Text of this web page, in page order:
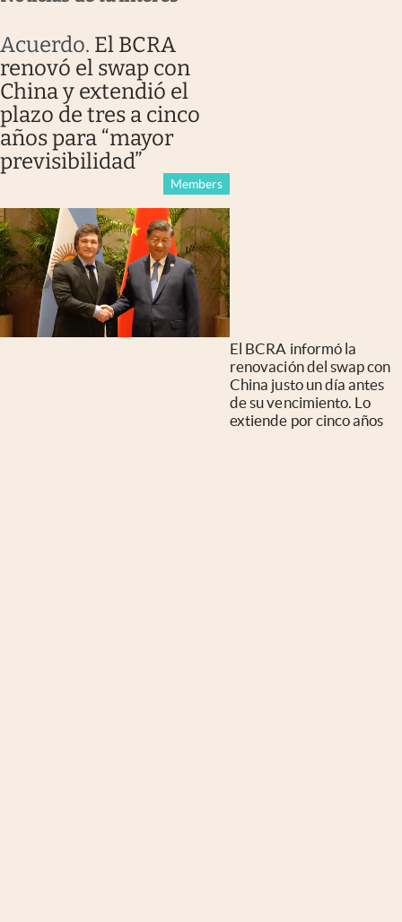
Acuerdo. El BCRA
renovó el swap con
China y extendió el
plazo de tres a cinco
años para “mayor
previsibilidad”
Members
El BCRA informó la
renovación del swap con
China justo un día antes
de su vencimiento. Lo
extiende por cinco años